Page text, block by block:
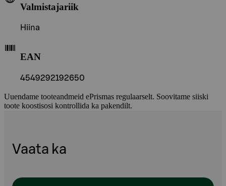
Valmistajariik
Hiina
EAN
4549292192650
Uuendame tooteandmeid ePrismas regulaarselt. Soovitame siiski
toote koostisosi kontrollida ka pakendilt.
Vaata ka